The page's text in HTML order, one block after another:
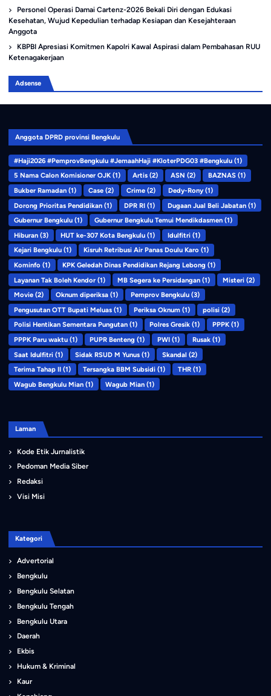
Personel Operasi Damai Cartenz-2026 Bekali Diri dengan Edukasi
Kesehatan, Wujud Kepedulian terhadap Kesiapan dan Kesejahteraan
Anggota
KBPBI Apresiasi Komitmen Kapolri Kawal Aspirasi dalam Pembahasan RUU
Ketenagakerjaan
Adsense
Anggota DPRD provinsi Bengkulu
#Haji2026 #PemprovBengkulu #JemaahHaji #KloterPDG03 #Bengkulu(1)
5 Nama Calon Komisioner OJK(1) Artis (2) ASN (2) BAZNAS (1)
Bukber Ramadan(1) Case (2) Crime (2) Dedy-Rony(1)
Dorong Prioritas Pendidikan(1) DPR RI (1) Dugaan Jual Beli Jabatan (1)
Gubernur Bengkulu(1) Gubernur Bengkulu Temui Mendikdasmen (1)
Hiburan(3) HUT ke-307 Kota Bengkulu (1) Idulfitri (1)
Kejari Bengkulu(1) Kisruh Retribusi Air Panas Doulu Karo (1)
Kominfo(1) KPK Geledah Dinas Pendidikan Rejang Lebong (1)
Layanan Tak Boleh Kendor(1) MB Segera ke Persidangan (1) Misteri (2)
Movie(2) Oknum diperiksa (1) Pemprov Bengkulu (3)
Pengusutan OTT Bupati Meluas(1) Periksa Oknum (1) polisi (2)
Polisi Hentikan Sementara Pungutan(1) Polres Gresik (1) PPPK (1)
PPPK Paru waktu(1) PUPR Benteng (1) PWI (1) Rusak (1)
Saat Idulfitri(1) Sidak RSUD M Yunus (1) Skandal (2)
Terima Tahap II(1) Tersangka BBM Subsidi (1) THR (1)
Wagub Bengkulu Mian(1) Wagub Mian (1)
Laman
Kode Etik Jurnalistik
Pedoman Media Siber
Redaksi
Visi Misi
Kategori
Advertorial
Bengkulu
Bengkulu Selatan
Bengkulu Tengah
Bengkulu Utara
Daerah
Ekbis
Hukum & Kriminal
Kaur